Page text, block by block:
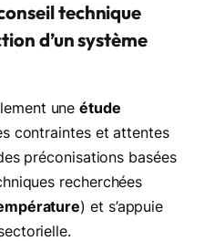
technique
d’un système
uneétude
contraintes et attentes
préconisations basées
recherchées
) et s’appuie